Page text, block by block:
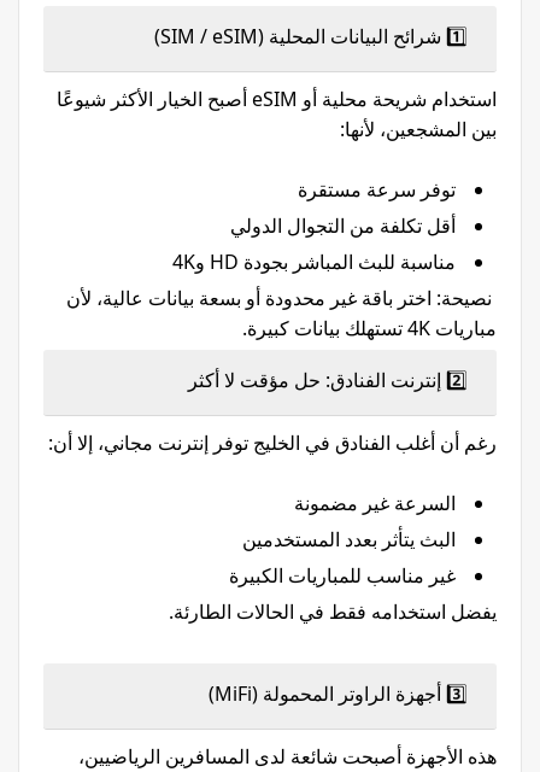
استخدام شريحة محلية أو eSIM أصبح الخيار الأكثر شيوعًا
بين المشجعين، لأنها:
توفر سرعة مستقرة
أقل تكلفة من التجوال الدولي
مناسبة للبث المباشر بجودة HD و4K
نصيحة: اختر باقة غير محدودة أو بسعة بيانات عالية، لأن
مباريات 4K تستهلك بيانات كبيرة.
رغم أن أغلب الفنادق في الخليج توفر إنترنت مجاني، إلا أن:
السرعة غير مضمونة
البث يتأثر بعدد المستخدمين
غير مناسب للمباريات الكبيرة
يفضل استخدامه فقط في الحالات الطارئة.
هذه الأجهزة أصبحت شائعة لدى المسافرين الرياضيين،